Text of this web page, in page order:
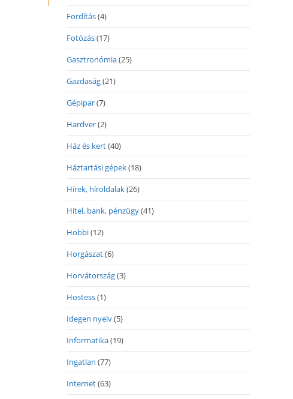
Fordítás(4)
Fotózás(17)
Gasztronómia(25)
Gazdaság(21)
Gépipar(7)
Hardver(2)
Ház és kert(40)
Háztartási gépek(18)
Hírek, híroldalak(26)
Hitel, bank, pénzügy(41)
Hobbi(12)
Horgászat(6)
Horvátország(3)
Hostess(1)
Idegen nyelv(5)
Informatika(19)
Ingatlan (77)
Internet(63)